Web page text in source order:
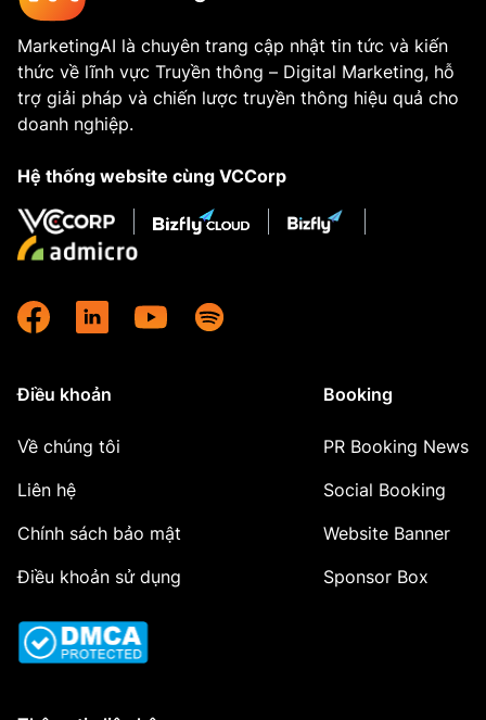
MarketingAI là chuyên trang cập nhật tin tức và kiến
thức về lĩnh vực Truyền thông – Digital Marketing, hỗ
trợ giải pháp và chiến lược truyền thông hiệu quả cho
doanh nghiệp.
Hệ thống website cùng VCCorp
Điều khoản
Về chúng tôi
Liên hệ
Chính sách bảo mật
Điều khoản sử dụng
Booking
PR Booking News
Social Booking
Website Banner
Sponsor Box